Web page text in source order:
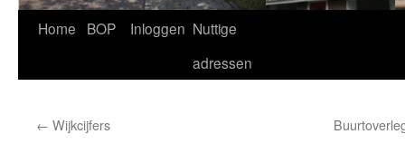
Home BOP Inloggen Nuttige
adressen
← Wijkcijfers